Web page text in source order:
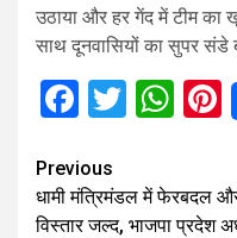
उठाया और हर गेंद में टीम का
साथ दूनवासियों का सुपर संडे
Facebook
Twitter
Continue
Reading
Previous
धामी मंत्रिमंडल में फेरबदल
विस्तार जल्द, भाजपा प्रदेश